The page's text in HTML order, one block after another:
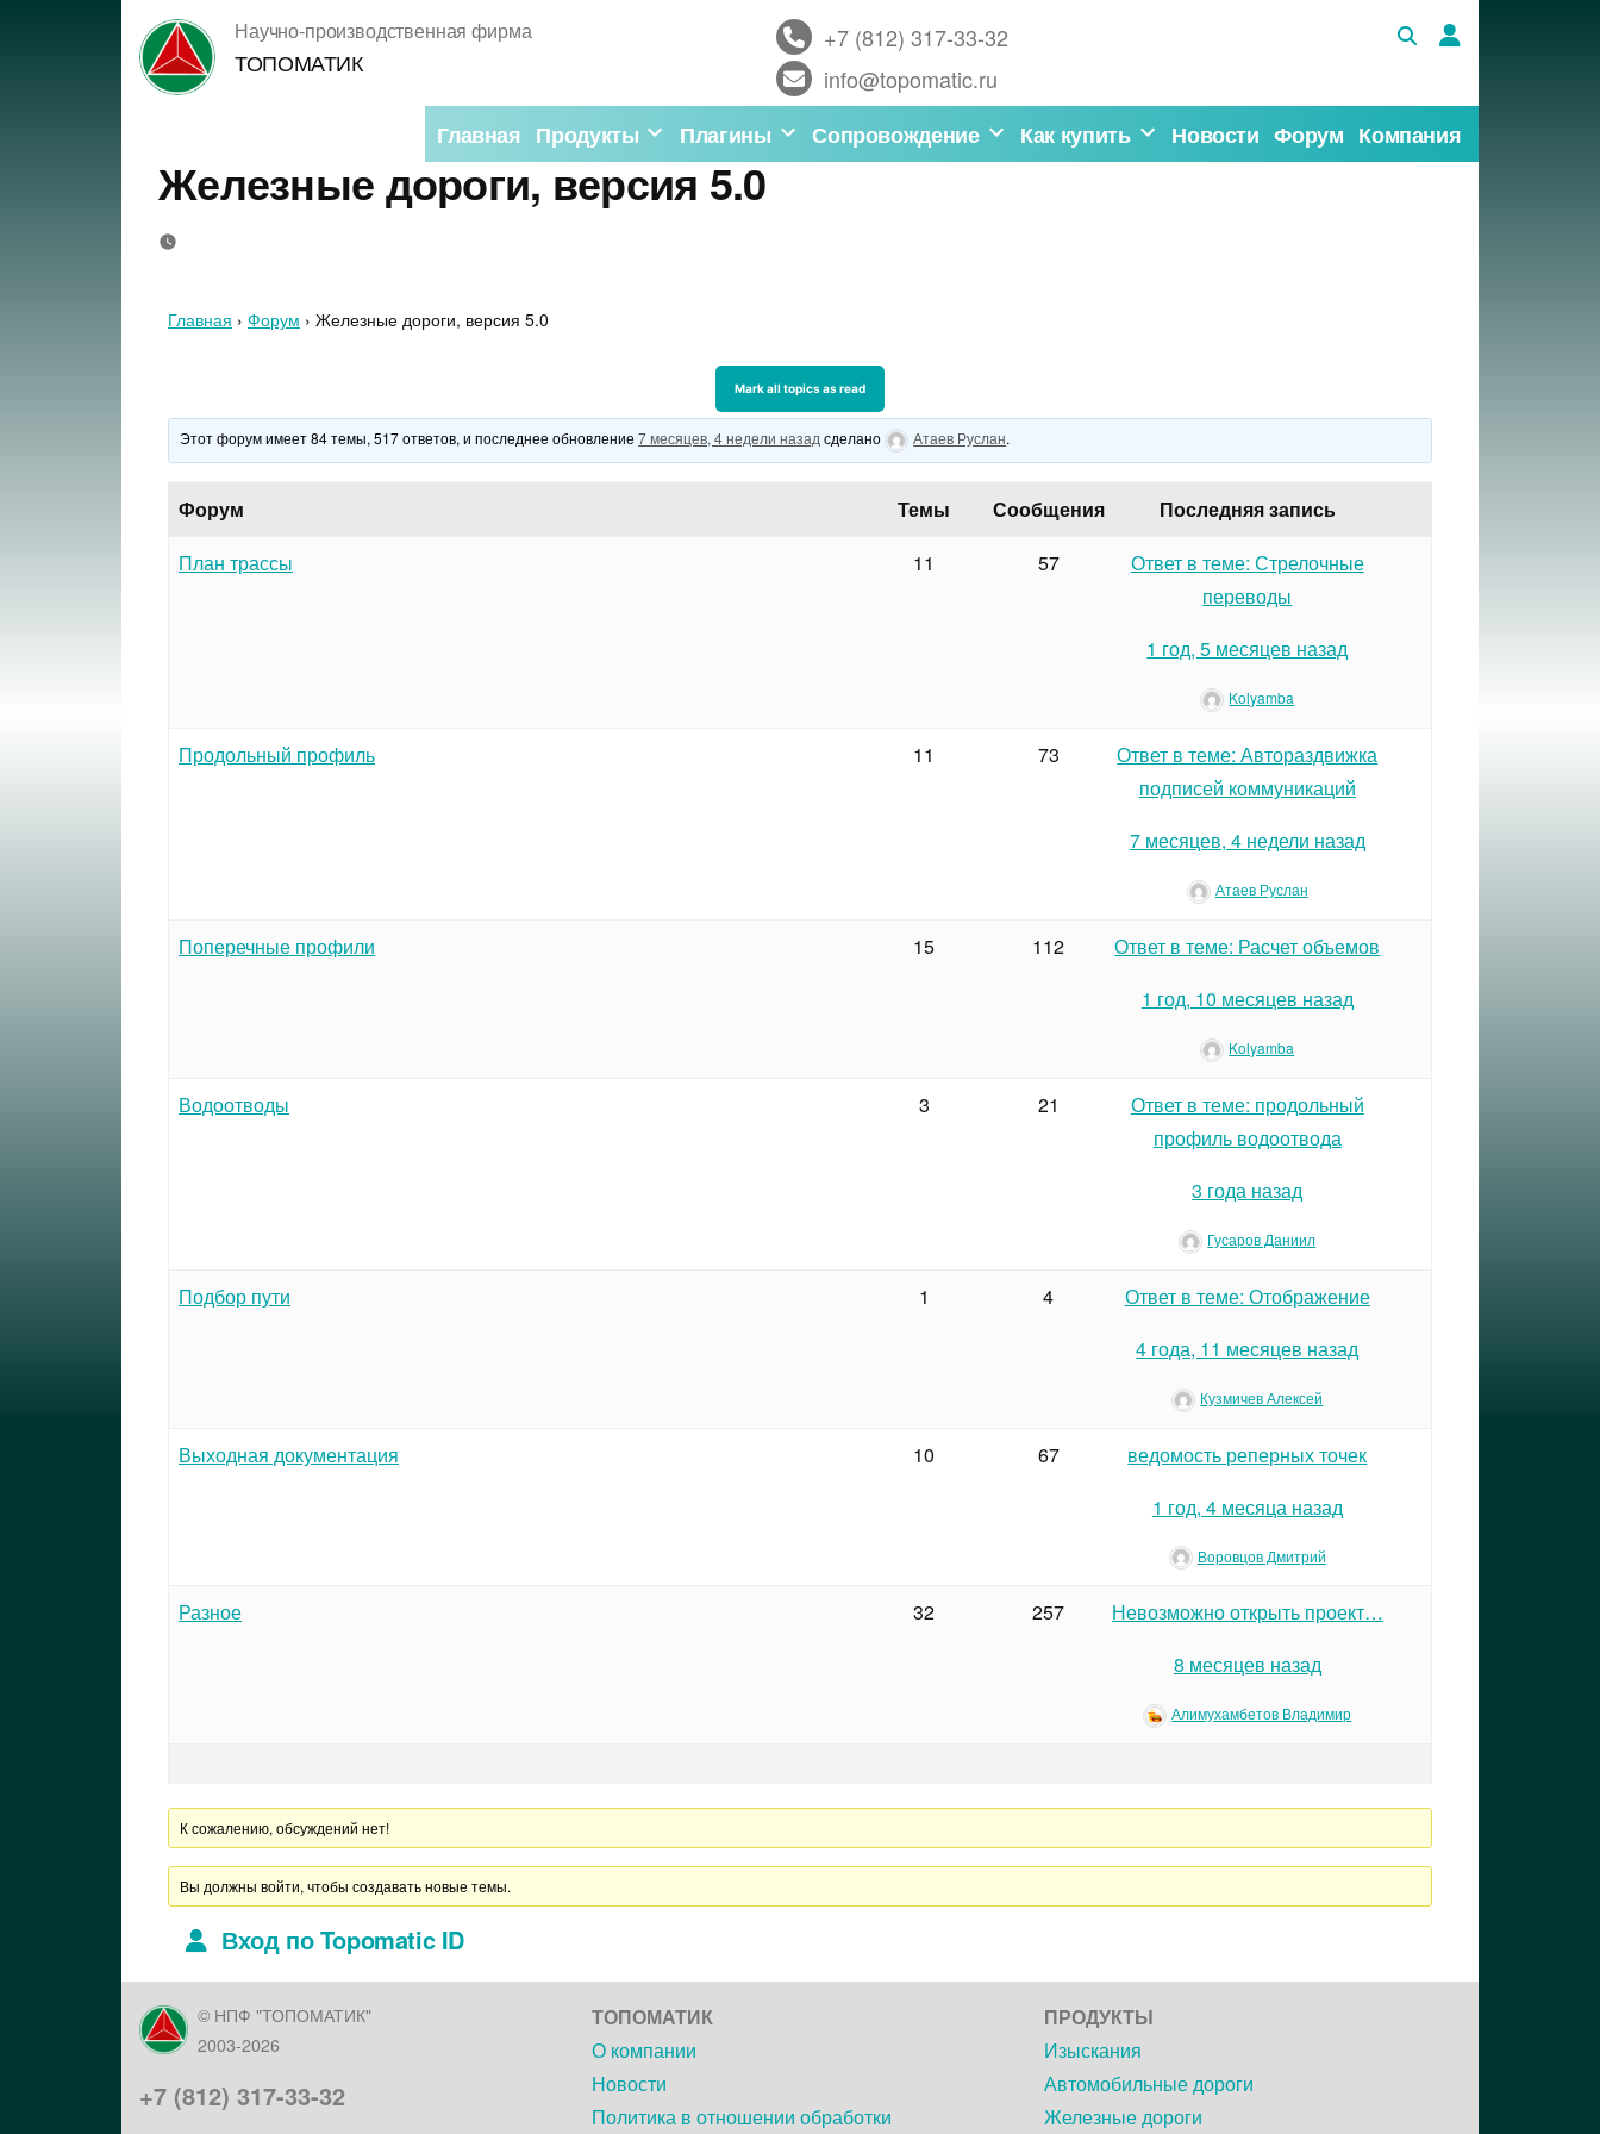
Перейти
содержимому
Научно-производственная фирма
ТОПОМАТИК
+7 (812) 317-33-32
info@topomatic.ru
Главная Продукты Плагины Сопровождение Как купить Новости Форум Компания
Железные дороги, версия 5.0
Главная › Форум › Железные дороги, версия 5.0
Этот форум имеет 84 темы, 517 ответов, и последнее обновление7 месяцев, 4 недели назадсделано Атаев Руслан.
Форум Темы Сообщения
Последняя запись
План трассы
11 57
Ответ в теме: Стрелочные
переводы
1 год, 5 месяцев назад
Kolyamba
Продольный профиль 11 73
Ответ в теме: Автораздвижка
подписей коммуникаций
7 месяцев, 4 недели назад
Атаев Руслан
Поперечные профили 15 112
Ответ в теме: Расчет объемов
1 год, 10 месяцев назад
Kolyamba
Водоотводы 3 21
Ответ в теме: продольный
профиль водоотвода
3 года назад
Гусаров Даниил
Подбор пути 1 4
Ответ в теме: Отображение
4 года, 11 месяцев назад
Кузмичев Алексей
Выходная документация 10 67
ведомость реперных точек
1 год, 4 месяца назад
Воровцов Дмитрий
Разное 32 257
Невозможно открыть проект…
8 месяцев назад
Алимухамбетов Владимир
К сожалению, обсуждений нет!
Вы должны войти, чтобы создавать новые темы.
Вход по Topomatic ID
© НПФ "ТОПОМАТИК"
2003-2026
+7 (812) 317-33-32
ТОПОМАТИК
О компании
Новости
Политика в отношении обработки
ПРОДУКТЫ
Изыскания
Автомобильные дороги
Железные дороги